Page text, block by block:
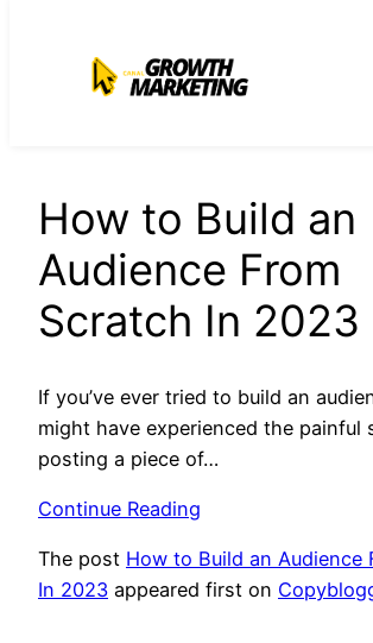
conteúdo
How to Build an
Audience From
Scratch In 2023
If you’ve ever tried to build an
might have experienced the painful
posting a piece of…
Continue Reading
The post How to Build an Audience
In 2023 appeared first on